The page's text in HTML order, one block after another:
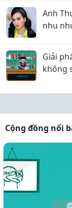
Anh
nhu
Giải
không
Cộng đồng nổi